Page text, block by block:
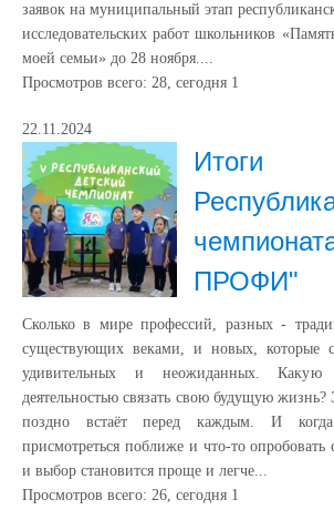
заявок на муниципальный этап
исследовательских работ школьников
моей семьи» до 28 ноября....
Просмотров всего: 28, сегодня 1
22.11.2024
Итоги
ПРОФИ"
Сколько в мире профессий, разных -
существующих веками, и новых, которые
удивительных и неожиданных.
деятельностью связать свою будущую
поздно встаёт перед каждым. И когда
присмотреться поближе и что-то
и выбор становится проще и легче...
Просмотров всего: 26, сегодня 1